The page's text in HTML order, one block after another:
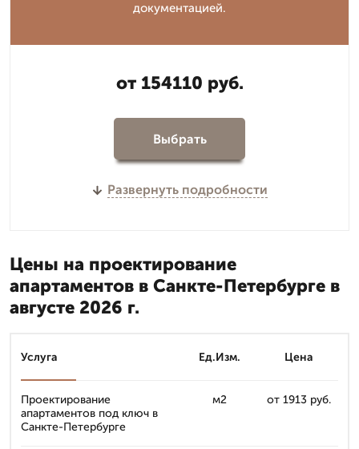
документацией.
от 154110 руб.
Выбрать
Развернуть подробности
Цены на проектирование
апартаментов в Санкте-Петербурге в
августе 2026 г.
Услуга Ед.Изм. Цена
Проектирование
апартаментов под ключ в
Санкте-Петербурге
м2 от 1913 руб.